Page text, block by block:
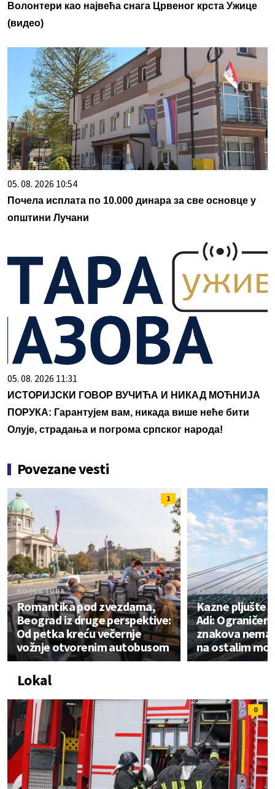
Волонтери као највећа снага Црвеног крста Ужице
(видео)
05. 08. 2026 10:54
Почела исплата по 10.000 динара за све основце у
општини Лучани
05. 08. 2026 11:31
ИСТОРИЈСКИ ГОВОР ВУЧИЋА И НИКАД МОЋНИЈА
ПОРУКА: Гарантујем вам, никада више неће бити
Олује, страдања и погрома српског народа!
Povezane vesti
1
NOĆNA TURA
Romantika pod zvezdama,
Beograd iz druge perspektive:
Od petka kreću večernje
vožnje otvorenim autobusom
KAZNE BEZ
Kazne pljušte
Adi:
znakova
na ostalim
Lokal
0